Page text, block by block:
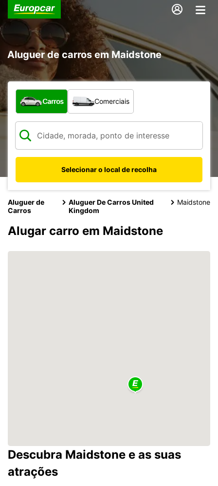
Aluguer de carros em Maidstone
Que tipo de veículo pretende?
Carros Comerciais
Selecionar o local de recolha
Aluguer de
Carros
Aluguer De Carros United
Kingdom
Maidstone
Alugar carro em Maidstone
Descubra Maidstone e as suas
atrações